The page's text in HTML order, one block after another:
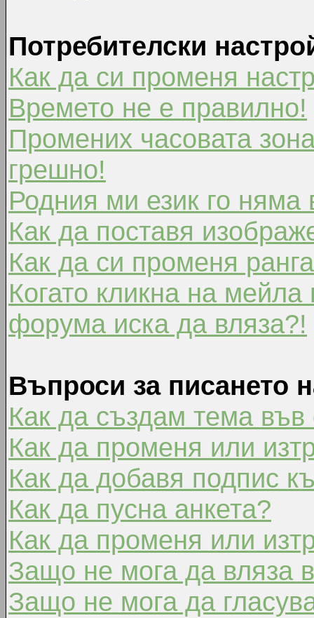
Потребителски
Как да си променя
Времето не е правилно!
Промених часовата
грешно!
Родния ми език го няма
Как да поставя
Как да си променя
Когато кликна на
форума иска да вляза?!
Въпроси за писането
Как да създам тема
Как да променя или
Как да добавя подпис
Как да пусна анкета?
Как да променя или
Защо не мога да вляза
Защо не мога да